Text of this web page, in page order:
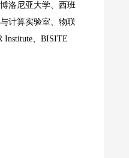
洛尼亚大学、西班
计算实验室、物联
Institute、BISITE